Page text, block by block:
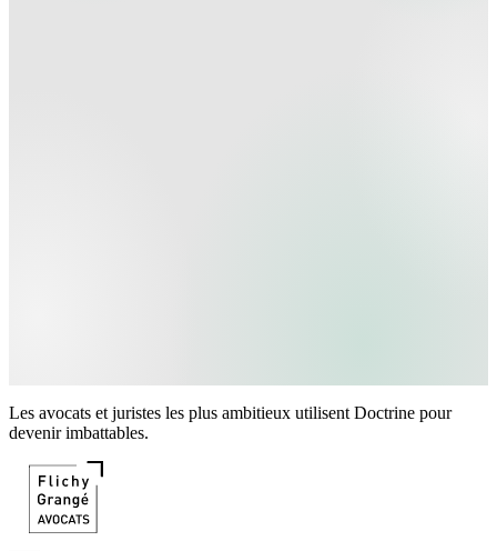
Les avocats et juristes les plus ambitieux utilisent Doctrine pour
devenir imbattables.